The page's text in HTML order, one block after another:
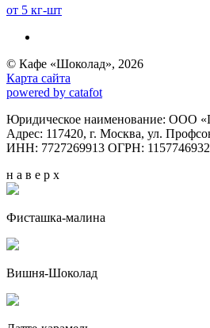
от 5 кг-шт
© Кафе «Шоколад», 2026
Карта сайта
powered by catafot
Юридическое наименование: ООО
Адрес: 117420, г. Москва, ул.
ИНН: 7727269913 ОГРН:
н а в е р х
Фисташка-малина
Вишня-Шоколад